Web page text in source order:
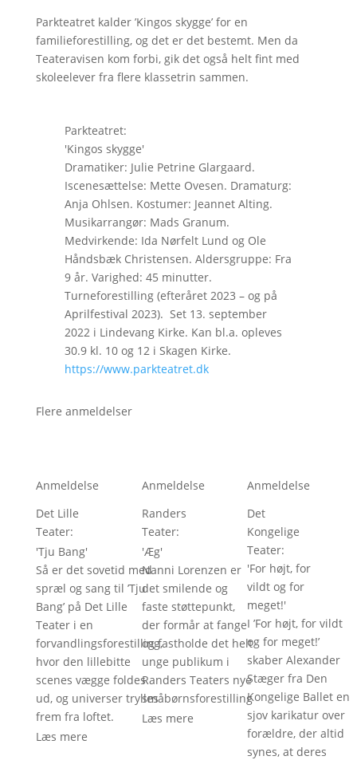
Parkteatret kalder ’Kingos skygge’ for en
familieforestilling, og det er det bestemt. Men da
Teateravisen kom forbi, gik det også helt fint med
skoleelever fra flere klassetrin sammen.
Parkteatret:
'Kingos skygge'
Dramatiker: Julie Petrine Glargaard.
Iscenesættelse: Mette Ovesen. Dramaturg:
Anja Ohlsen. Kostumer: Jeannet Alting.
Musikarrangør: Mads Granum.
Medvirkende: Ida Nørfelt Lund og Ole
Håndsbæk Christensen. Aldersgruppe: Fra
9 år. Varighed: 45 minutter.
Turneforestilling (efteråret 2023 – og på
Aprilfestival 2023). Set 13. september
2022 i Lindevang Kirke. Kan bl.a. opleves
30.9 kl. 10 og 12 i Skagen Kirke.
https://www.parkteatret.dk
Flere anmeldelser
Anmeldelse
Det Lille
Teater:
'Tju Bang'
Så er det sovetid med
spræl og sang til ’Tju
Bang’ på Det Lille
Teater i en
forvandlingsforestilling,
hvor den lillebitte
scenes vægge foldes
ud, og universer trylles
frem fra loftet.
Læs mere
Anmeldelse
Randers
Teater:
'Æg'
Nanni Lorenzen er
det smilende og
faste støttepunkt,
der formår at fange
og fastholde det helt
unge publikum i
Randers Teaters nye
småbørnsforestilling
Læs mere
Anmeldelse
Det
Kongelige
Teater:
'For højt, for
vildt og for
meget!'
I ’For højt, for vildt
og for meget!’
skaber Alexander
Stæger fra Den
Kongelige Ballet en
sjov karikatur over
forældre, der altid
synes, at deres